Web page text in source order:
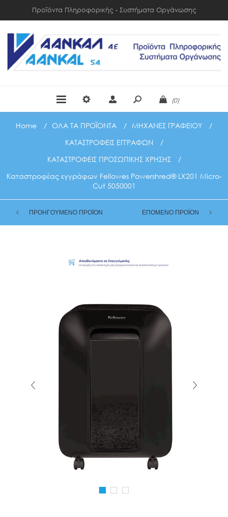
Προϊόντα Πληροφορικής - Συστήματα Οργάνωσης
(0)
Home / ΟΛΑ ΤΑ ΠΡΟΪΟΝΤΑ / ΜΗΧΑΝΕΣ ΓΡΑΦΕΙΟΥ
/
ΚΑΤΑΣΤΡΟΦΕΙΣ ΕΓΓΡΑΦΩΝ
/
ΚΑΤΑΣΤΡΟΦΕΙΣ ΠΡΟΣΩΠΙΚΗΣ ΧΡΗΣΗΣ
/
Καταστροφέας εγγράφων Fellowes Powershred® LX201 Micro-
Cut 5050001
ΠΡΟΗΓΟΥΜΕΝΟ ΠΡΟΪΟΝ ΕΠΟΜΕΝΟ ΠΡΟΪΟΝ